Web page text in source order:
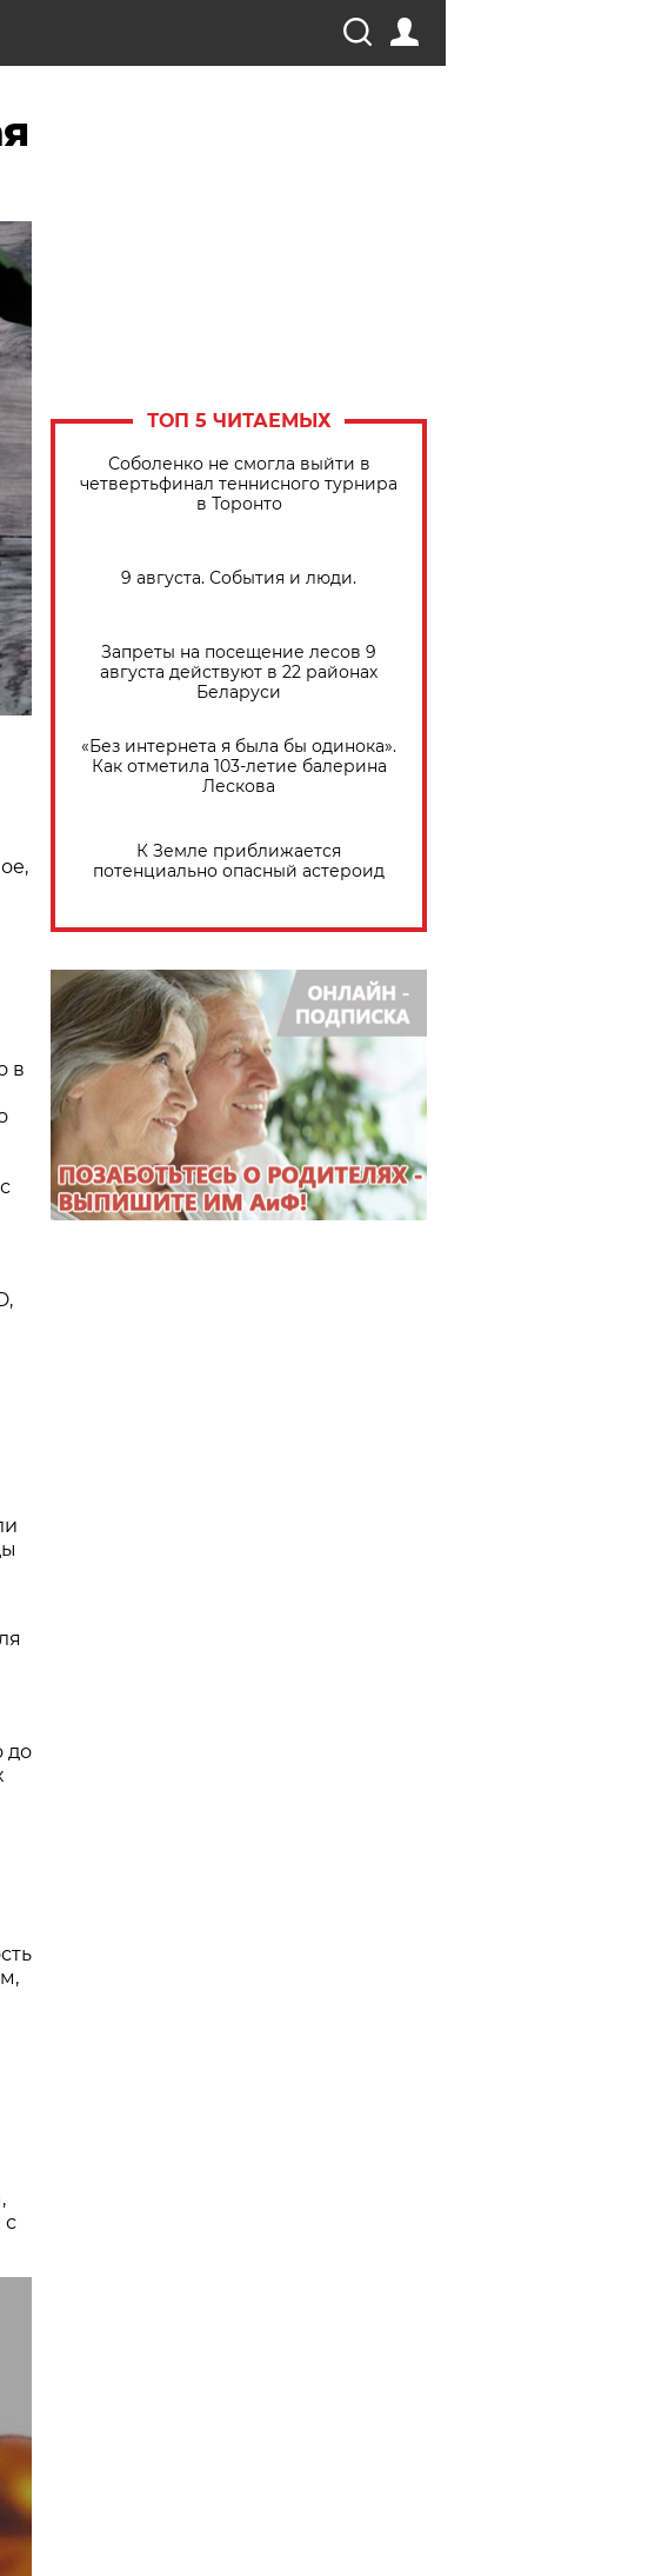
в
до
с
ТОП 5 ЧИТАЕМЫХ
Соболенко не смогла выйти в
четвертьфинал теннисного турнира
в Торонто
9 августа. События и люди.
Запреты на посещение лесов 9
августа действуют в 22 районах
Беларуси
«Без интернета я была бы одинока».
Как отметила 103-летие балерина
Лескова
К Земле приближается
потенциально опасный астероид